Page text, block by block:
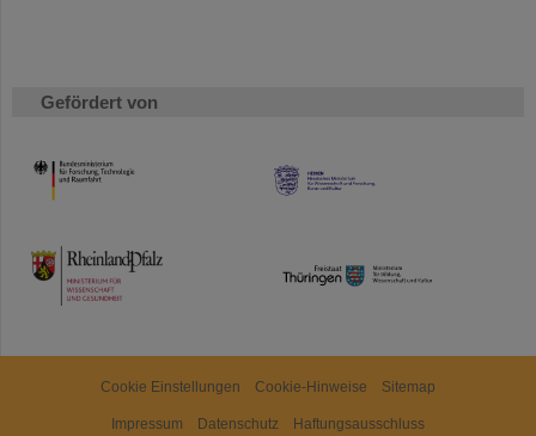
Gefördert von
HMWK
TMWWDG
Cookie Einstellungen Cookie-Hinweise Sitemap
Impressum Datenschutz Haftungsausschluss